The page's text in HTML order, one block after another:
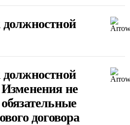
не
договора